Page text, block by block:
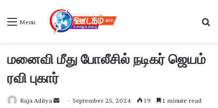
Menu
மனைவி மீது போலீசில் நடிகர் ஜெயம்
ரவி புகார்
Raja Aditya September 25, 2024 19 1 minute read